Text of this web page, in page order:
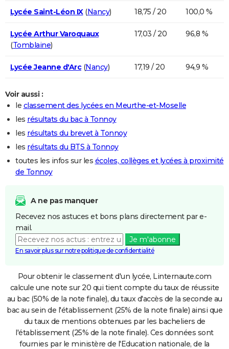
Lycée Saint-Léon IX(Nancy) 18,75 / 20 100,0 %
Lycée Arthur Varoquaux
(Tomblaine)
17,03 / 20 96,8 %
Lycée Jeanne d'Arc(Nancy) 17,19 / 20 94,9 %
Voir aussi :
le classement des lycées en Meurthe-et-Moselle
les résultats du bac à Tonnoy
les résultats du brevet à Tonnoy
les résultats du BTS à Tonnoy
toutes les infos sur les écoles, collèges et lycées à proximité
de Tonnoy
A ne pas manquer
Recevez nos astuces et bons plans directement par e-
mail.
Je m'abonne
En savoir plus sur notre politique de confidentialité
Pour obtenir le classement d'un lycée, Linternaute.com
calcule une note sur 20 qui tient compte du taux de réussite
au bac (50% de la note finale), du taux d'accès de la seconde au
bac au sein de l'établissement (25% de la note finale) ainsi que
du taux de mentions obtenues par les bacheliers de
l'établissement (25% de la note finale). Ces données sont
fournies par le ministère de l'Education nationale, de la